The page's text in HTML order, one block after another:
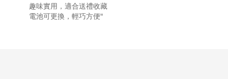
趣味實用，適合送禮收藏
電池可更換，輕巧方便"